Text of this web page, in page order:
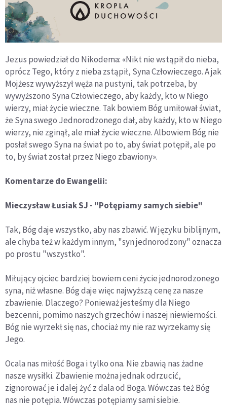
Jezus powiedział do Nikodema: «Nikt nie wstąpił do nieba,
oprócz Tego, który z nieba zstąpił, Syna Człowieczego. A jak
Mojżesz wywyższył węża na pustyni, tak potrzeba, by
wywyższono Syna Człowieczego, aby każdy, kto w Niego
wierzy, miał życie wieczne. Tak bowiem Bóg umiłował świat,
że Syna swego Jednorodzonego dał, aby każdy, kto w Niego
wierzy, nie zginął, ale miał życie wieczne. Albowiem Bóg nie
posłał swego Syna na świat po to, aby świat potępił, ale po
to, by świat został przez Niego zbawiony».
Komentarze do Ewangelii:
Mieczysław Łusiak SJ - "Potępiamy samych siebie"
Tak, Bóg daje wszystko, aby nas zbawić. W języku biblijnym,
ale chyba też w każdym innym, "syn jednorodzony" oznacza
po prostu "wszystko".
Miłujący ojciec bardziej bowiem ceni życie jednorodzonego
syna, niż własne. Bóg daje więc najwyższą cenę za nasze
zbawienie. Dlaczego? Ponieważ jesteśmy dla Niego
bezcenni, pomimo naszych grzechów i naszej niewierności.
Bóg nie wyrzekł się nas, chociaż my nie raz wyrzekamy się
Jego.
Ocala nas miłość Boga i tylko ona. Nie zbawią nas żadne
nasze wysiłki. Zbawienie można jednak odrzucić,
zignorować je i dalej żyć z dala od Boga. Wówczas też Bóg
nas nie potępia. Wówczas potępiamy sami siebie.